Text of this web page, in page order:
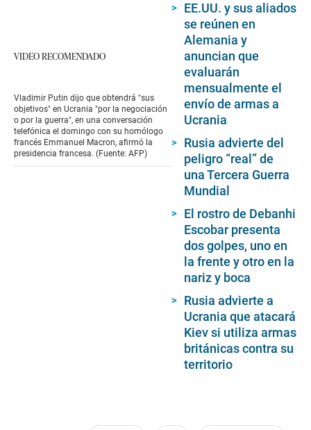
VIDEO RECOMENDADO
Vladimir Putin dijo que obtendrá "sus
objetivos" en Ucrania "por la negociación
o por la guerra", en una conversación
telefónica el domingo con su homólogo
francés Emmanuel Macron, afirmó la
presidencia francesa. (Fuente: AFP)
EE.UU. y sus aliados
se reúnen en
Alemania y
anuncian que
evaluarán
mensualmente el
envío de armas a
Ucrania
Rusia advierte del
peligro “real” de
una Tercera Guerra
Mundial
El rostro de Debanhi
Escobar presenta
dos golpes, uno en
la frente y otro en la
nariz y boca
Rusia advierte a
Ucrania que atacará
Kiev si utiliza armas
británicas contra su
territorio